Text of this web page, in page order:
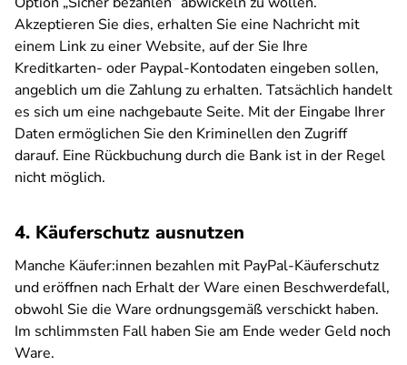
Akzeptieren Sie dies, erhalten Sie eine Nachricht mit
einem Link zu einer Website, auf der Sie Ihre
Kreditkarten- oder Paypal-Kontodaten eingeben sollen,
angeblich um die Zahlung zu erhalten. Tatsächlich handelt
es sich um eine nachgebaute Seite. Mit der Eingabe Ihrer
Daten ermöglichen Sie den Kriminellen den Zugriff
darauf. Eine Rückbuchung durch die Bank ist in der Regel
nicht möglich.
4. Käuferschutz ausnutzen
Manche Käufer:innen bezahlen mit PayPal-Käuferschutz
und eröffnen nach Erhalt der Ware einen Beschwerdefall,
obwohl Sie die Ware ordnungsgemäß verschickt haben.
Im schlimmsten Fall haben Sie am Ende weder Geld noch
Ware.